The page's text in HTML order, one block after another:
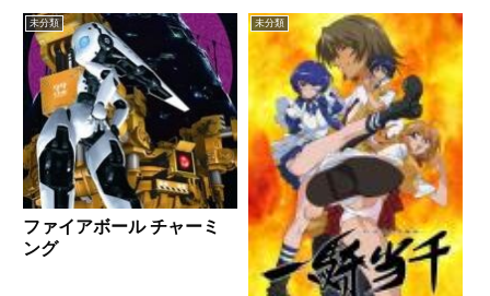
未分類
ファイアボール チャーミ
ング
未分類